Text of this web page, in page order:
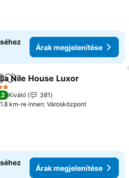
Árak megjelenítése
Hozzáadás a kedvencekhez
Nile House Luxor
Kiváló
381
1.8 km-re innen: Városközpont
Árak megjelenítése